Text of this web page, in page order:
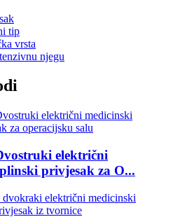
tip
vrsta
njegu
električni
privjesak za O...